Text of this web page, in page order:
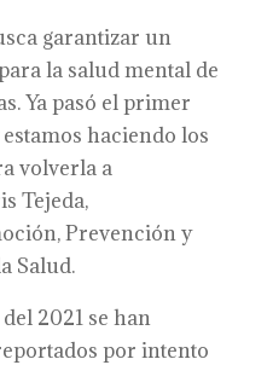
garantizar un
la salud mental de
Ya pasó el primer
haciendo los
volverla a
Tejeda,
Prevención y
Salud.
2021 se han
por intento